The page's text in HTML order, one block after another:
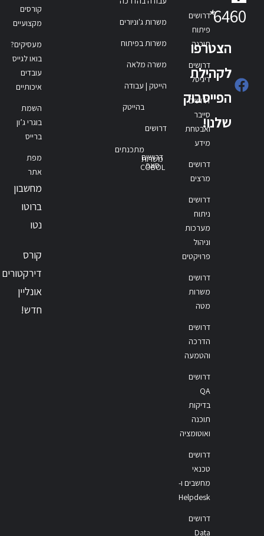
6460
*
הצטרפו
לקהילת
הפייסבוק
שלנו!
דרושים
פיתוח
תוכנה
דרושים
דיגיטל
דרושים
סייבר
ואבטחת
מידע
דרושים
מרצים
דרושים
ניתוח
מערכות
וניהול
פרויקטים
דרושים
משרות
מטה
דרושים
הדרכה
והטמעה
דרושים
QA
בדיקות
תוכנה
ואוטומציה
דרושים
טכנאי
מחשבים ו-
Helpdesk
דרושים
Data
משרות ג'וניורים
משרות בפיתוח
משרה מלאה
הייטק | עבודה
בהייטק
דרושים
מתכנתים
דרושים
סאפ
משרות
COBOL
קורסים
מקצועיים
מעסיקים?
בואו לגייס
עובדים
איכותיים
השמת
בוגרי ג’ון
ברייס
מפת
אתר
מחשבון
ברוטו
נטו
קורס
דירקטורים
אונליין
חדש!